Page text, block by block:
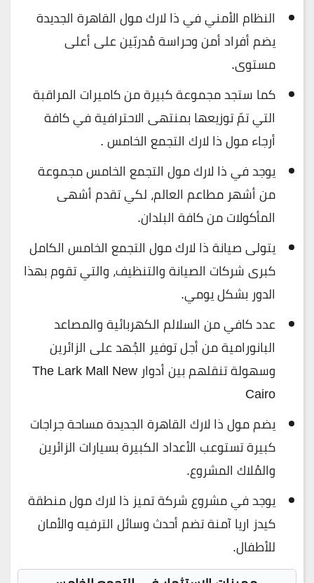
النظام الأمني في ذا لارك مول القاهرة الجديدة
يضم أفراد أمن وحراسة مُدربّين على أعلى
مستوى.
كما ستجد مجموعة كبيرة من كاميرات المراقبة
التي تمّ توزيعها بمنتهى الاحترافية في كافة
أرجاء مول ذا لارك التجمع الخامس .
يوجد في ذا لارك مول التجمع الخامس مجموعة
من أشهر مطاعم العالم، لكي تقدم أشهى
المأكولات من كافة البلدان.
يتولى صيانة ذا لارك مول التجمع الخامس الكامل
كبرى شركات الصيانة والتنظيف، والتي تقوم بهذا
الدور بشكل يومي.
عدد كافي من السلالم الكهربائية والمصاعد
البانورامية من أجل توفير الجُهد على الزائرين
وسهولة تنقلهم بين أدوار The Lark Mall New
Cairo
يضم مول ذا لارك القاهرة الجديدة مساحة جراجات
كبيرة تستوعب الأعداد الكبيرة بسيارات الزائرين
والمُلاك المشروع.
يوجد في مشروع شركة تميز ذا لارك مول منطقة
كيدز اريا آمنة تضم أحدث وسائل الترفيه والأمان
للأطفال.